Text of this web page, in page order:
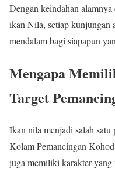
Dengan keindahan
ikan Nila, setiap kunjungan
mendalam bagi siapapun
Mengapa
Target
Ikan nila menjadi salah
Kolam Pemancingan
juga memiliki karakter